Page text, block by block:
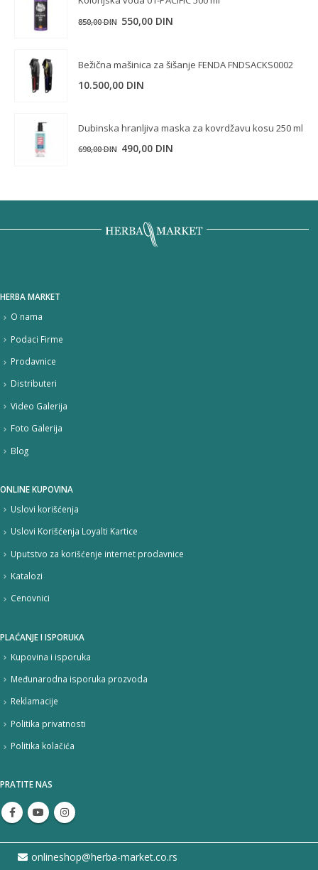
850,00DIN Originalna
bila:
850,00 DIN.
550,00 DIN
550,00 DIN.
Bežična mašinica za šišanje FENDA FNDSACKS0002
10.500,00 DIN
Dubinska hranljiva maska za kovrdžavu kosu 250 ml
690,00DIN Originalna
bila:
490,00 DIN
490,00 DIN.
HERBA MARKET
O nama
Podaci Firme
Prodavnice
Distributeri
Video Galerija
Foto Galerija
Blog
ONLINE KUPOVINA
Uslovi korišćenja
Uslovi Korišćenja Loyalti Kartice
Uputstvo za korišćenje internet prodavnice
Katalozi
Cenovnici
PLAĆANJE I ISPORUKA
Kupovina i isporuka
Međunarodna isporuka prozvoda
Reklamacije
Politika privatnosti
Politika kolačića
PRATITE NAS
onlineshop@herba-market.co.rs